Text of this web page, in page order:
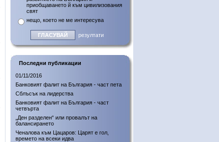
приобщаването й към цивилизования
свят
нещо, което не ме интересува
резултати
Последни публикации
01/11/2016
Банковият фалит на България - част пета
Сблъсък на лидерства
Банковият фалит на България - част
четвърта
„Ден разделен“ или провалът на
балансирането
Ченалова към Цацаров: Царят е гол,
времето на всеки идва